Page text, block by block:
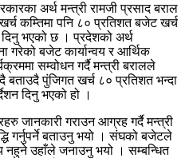
अर्थ मन्त्री रामजी प्रसाद बराल
कम्तिमा पनि ८० प्रतिशत बजेट खर्च
दिनु भएको छ । प्रदेशको अर्थ
गरेको बजेट कार्यान्वय र आर्थिक
सम्वोधन गर्दै मन्त्री बरालले
बताउदै पुंजिगत खर्च ८० प्रतिशत भन्दा
दिनु भएको हो ।
जानकारी गराउन आग्रह गर्दै मन्त्री
गर्नुपर्ने बताउनु भयो । संघको बजेटले
उहाँले जनाउनु भयो । सम्बन्धित